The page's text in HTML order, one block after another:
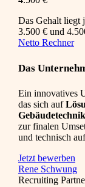
Das Gehalt liegt
3.500 € und
Netto Rechner
Das
Ein innovatives
das sich auf
Gebäudetechnik
zur finalen
und technisch
Jetzt bewerben
Rene Schwung
Recruiting